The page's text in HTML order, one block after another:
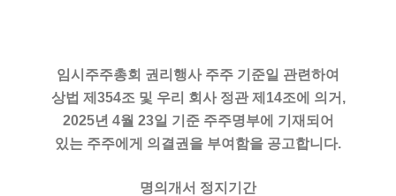
임시주주총회 권리행사 주주 기준일 관련하여
상법 제354조 및 우리 회사 정관 제14조에 의거,
2025년 4월 23일 기준 주주명부에 기재되어
있는 주주에게 의결권을 부여함을 공고합니다.
명의개서 정지기간